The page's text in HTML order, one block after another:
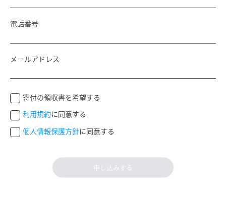
電話番号
メールアドレス
寄付の領収書を希望する
利用規約に同意する
個人情報保護方針に同意する
申し込みする